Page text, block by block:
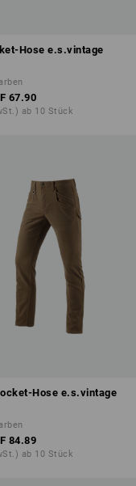
Hose e.s.vintage
67.90
ab 10 Stück
Hose e.s.vintage
84.89
ab 10 Stück